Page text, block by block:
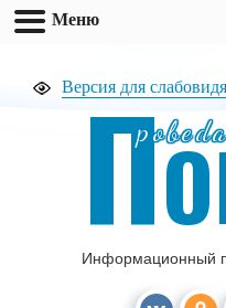
Версия для
П
Информационный
Меню